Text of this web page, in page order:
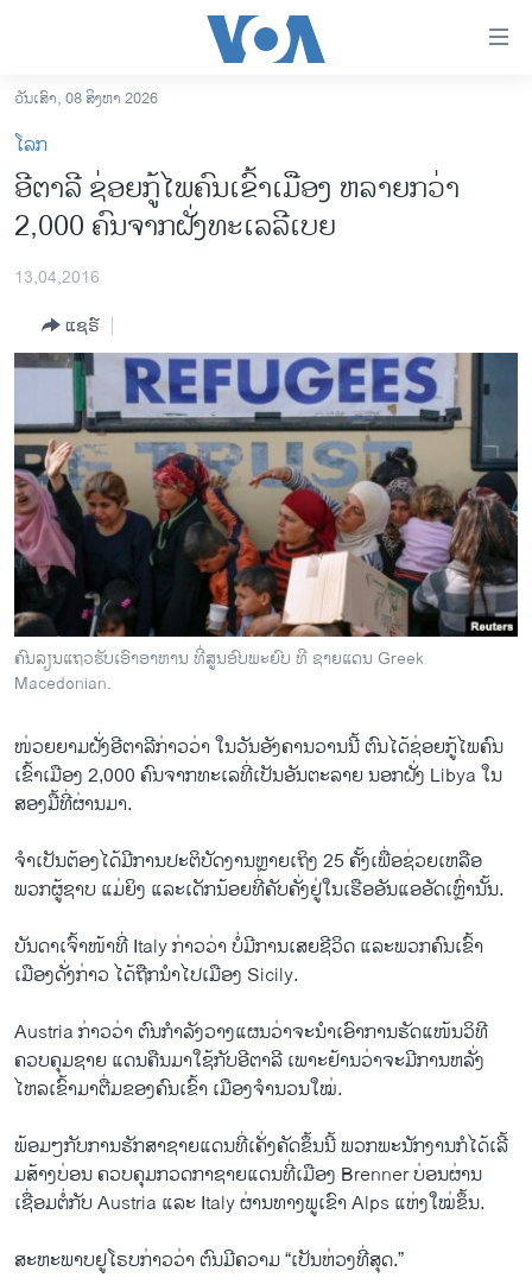
ເຂົ້າ
ຫາ
ຂ້າມ
ຂ້າມ
ຂ້າມ
ຫາ
ລາວ
ອາເມຣິກາ
ຂ່າວ​ຈີນ
ໂລກ
ອິດສະຫຼະພາບດ້ານການຂ່າວ
ຊີວິດຊາວລາວ
ຊຸມຊົນຊາວລາວ
ວິທະຍາສາດ-ເທັກໂນໂລຈີ
ທຸລະກິດ
ພາສາອັງກິດ
ວີດີໂອ
ລາຍການກະຈາຍສຽງ
ລາຍງານ
ຕິດຕາມພວກເຮົາ ທີ່
ພາສາຕ່າງໆ
ວັນເສົາ, 08 ສິງຫາ 2026
ໂລກ
ອີຕາລີ ຊ່ອຍກູ້ໄພຄົນເຂົ້າເມືອງ ຫລາຍກວ່າ
2,000 ຄົນຈາກຝັ່ງທະເລລີເບຍ
13,04,2016
ແຊຣ໌
ຄົນລຽນແຖວຮັບເອົາອາຫານ ທີ່ສູນອົບພະຍົບ ທີ ຊາຍແດນ Greek
Macedonian.
ໜ່ວຍ​ຍາມຝັ່ງ​ອີ​ຕາ​ລີ​ກ່າວ​ວ່າ ​ໃນ​ວັນ​ອັງຄານ​ວານ​ນີ້ ຕົນ​ໄດ້ຊ່ອຍ​ກູ້ໄພ​ຄົນ​
ເຂົ້າ​ເມືອງ 2,000 ຄົນ​ຈາກ​ທະ​ເລ​ທີ່​ເປັນ​ອັນຕະລາຍ ​ນອກ​ຝັ່ງ​ Libya ​ໃນ​
ສອງ​ມື້​ທີ່​ຜ່ານ​ມາ.
ຈຳເປັນຕ້ອງໄດ້ມີ​ການ​ປະຕິບັດ​ງານ​ຫຼາຍ​ເຖິງ 25 ຄັ້ງ​ເພື່ອຊ່ວຍ​ເຫລືອ
ພວກຜູ້ຊາບ ​ແມ່ຍິງ ​ແລະ​ເດັກນ້ອຍ​ທີ່​ຄັບຄັ່ງຢູ່​ໃນ​ເຮືອ​ອັນແອ​ອັດເຫຼົ່ານັ້ນ.
ບັນດາ​ເຈົ້າ​ໜ້າ​ທີ່​ Italy ກ່າວ​ວ່າ ບໍ່​ມີ​ການ​ເສຍ​ຊີວິດ ​ແລະ​ພວກ​ຄົນ​ເຂົ້າ​
ເມືອງດັ່ງກ່າວ ​ໄດ້​ຖືກ​ນຳ​ໄປ​ເມືອງ Sicily.
Austria ກ່າວ​ວ່າ ຕົນ​ກຳລັງ​ວາງ​ແຜນ​ວ່າ​ຈະ​ນຳເອົາການຮັດ​ແໜ້ນວິທີ​
ຄວບຄຸມ​ຊາຍ ແດນ​ຄືນ​ມາໃຊ້ກັບ​ອີ​ຕາ​ລີ ເພາະຢ້ານ​ວ່າຈະມີ​ການ​ຫລັ່ງ​
ໄຫລ​ເຂົ້າ​ມາ​ຕື່ມຂອງ​ຄົນ​ເຂົ້າ​ ເມືອງ​ຈຳນວນໃໝ່.
ພ້ອມໆກັບການ​ຮັກສາ​ຊາຍ​ແດນ​ທີ່ເຄັ່ງຄັດຂຶ້ນນີ້ ພວກ​ພະນັກງານ​ກໍໄດ້​ເລີ້​
ມສ້າງ​ບ່ອນ ​ຄວບຄຸມກວດກາ​ຊາຍ​ແດນທີ່​ເມືອງ Brenner ບ່ອນ​ຜ່ານ
ເຊື່ອມ​ຕໍ່​ກັບ Austria ​ແລະ Italy ຜ່ານ​ທາງ​ພູ​ເຂົາ Alps ແຫ່ງໃໝ່ຂຶ້ນ.
ສະຫະພາບ​ຢູ​ໂຣບກ່າວ​ວ່າ ຕົນມີ​ຄວາມ​ “ເປັນ​ຫ່ວງ​ທີ່​ສຸດ.”